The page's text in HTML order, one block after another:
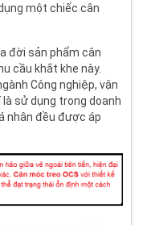
một chiếc cân
đời sản phẩm cân
cầu khắt khe này.
Công nghiệp, vận
sử dụng trong doanh
nhân đều được áp